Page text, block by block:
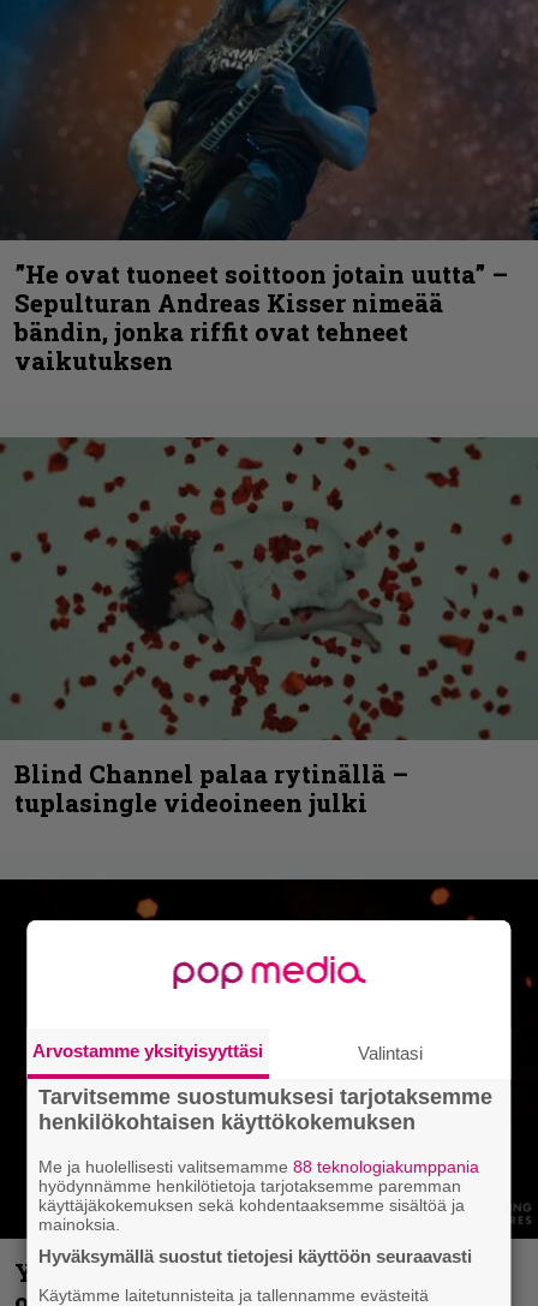
”He ovat tuoneet soittoon jotain uutta” –
Sepulturan Andreas Kisser nimeää
bändin, jonka riffit ovat tehneet
vaikutuksen
Blind Channel palaa rytinällä –
tuplasingle videoineen julki
Yngwie Malmsteen iskee jälleen – Now
Arvostamme yksityisyyttäsi Valintasi
Tarvitsemme suostumuksesi tarjotaksemme
henkilökohtaisen käyttökokemuksen
Me ja huolellisesti valitsemamme88 teknologiakumppania
hyödynnämme henkilötietoja tarjotaksemme paremman
käyttäjäkokemuksen sekä kohdentaaksemme sisältöä ja
mainoksia.
Hyväksymällä suostut tietojesi käyttöön seuraavasti
Käytämme laitetunnisteita ja tallennamme evästeitä